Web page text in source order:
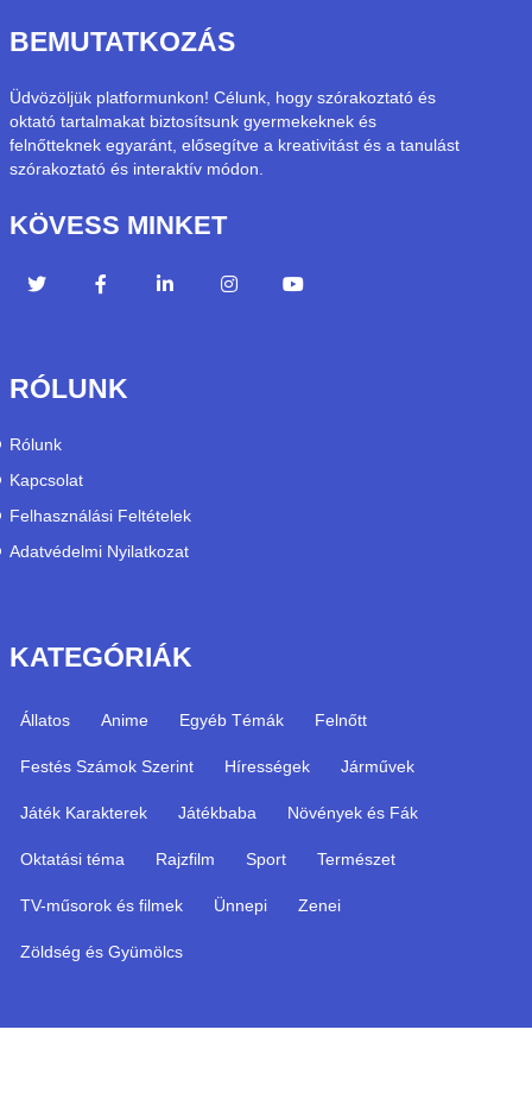
BEMUTATKOZÁS
Üdvözöljük platformunkon! Célunk, hogy szórakoztató és
oktató tartalmakat biztosítsunk gyermekeknek és
felnőtteknek egyaránt, elősegítve a kreativitást és a tanulást
szórakoztató és interaktív módon.
KÖVESS MINKET
RÓLUNK
Rólunk
Kapcsolat
Felhasználási Feltételek
Adatvédelmi Nyilatkozat
KATEGÓRIÁK
Állatos Anime Egyéb Témák Felnőtt
Festés Számok Szerint Hírességek Járművek
Játék Karakterek Játékbaba Növények és Fák
Oktatási téma Rajzfilm Sport Természet
TV-műsorok és filmek Ünnepi Zenei
Zöldség és Gyümölcs